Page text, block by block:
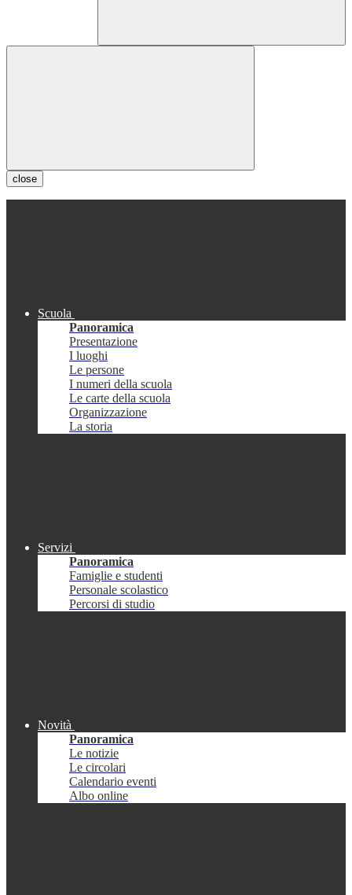
close
Scuola
Panoramica
Presentazione
I luoghi
Le persone
I numeri della scuola
Le carte della scuola
Organizzazione
La storia
Servizi
Panoramica
Famiglie e studenti
Personale scolastico
Percorsi di studio
Novità
Panoramica
Le notizie
Le circolari
Calendario eventi
Albo online